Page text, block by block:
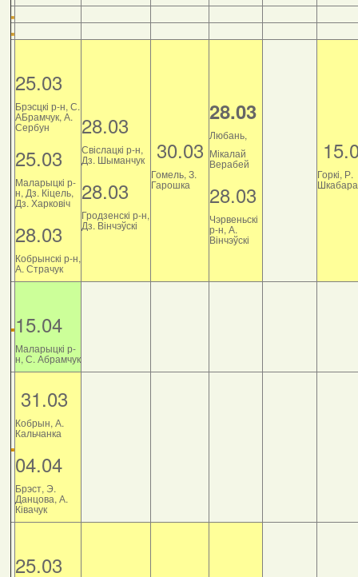
25.03
Брэсцкі р-н, С.
АБрамчук, А.
Сербун
25.03
Маларыцкі р-
н, Дз. Кіцель,
Дз. Харковіч
28.03
Кобрынскі р-н,
А. Страчук
28.03
Свіслацкі р-н,
Дз. Шыманчук
28.03
Гродзенскі р-н,
Дз. Вінчэўскі
30.03
Гомель, З.
Гарошка
28.03
Любань,
Мікалай
Верабей
28.03
Чэрвеньскі
р-н, А.
Вінчэўскі
Горкі, Р.
Шкабара
15.04
Маларыцкі р-
н, С. Абрамчук
31.03
Кобрын, А.
Кальчанка
04.04
Брэст, Э.
Данцова, А.
Ківачук
25.03